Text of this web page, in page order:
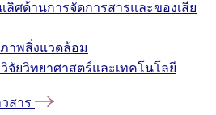
ลิศด้านการจัดการสารและของเสีย
าพสิ่งแวดล้อม
จัยวิทยาศาสตร์และเทคโนโลยี
สาร